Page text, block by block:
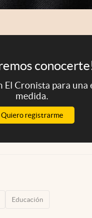
El Cronista para una
medida.
Quiero registrarme
Educación